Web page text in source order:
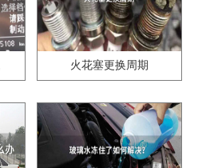
火花塞更换周期